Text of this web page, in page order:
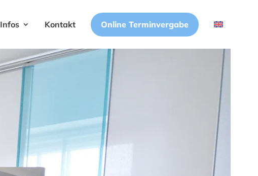
Infos Kontakt Online Terminvergabe